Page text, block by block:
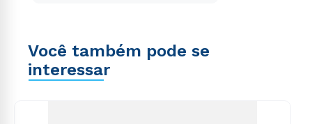
Você também pode se
interessar